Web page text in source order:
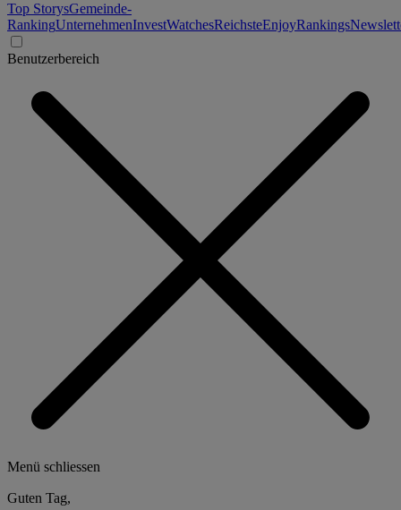
Top StorysGemeinde-
RankingUnternehmenInvestWatchesReichsteEnjoyRankings
Benutzerbereich
Menü schliessen
Guten Tag,